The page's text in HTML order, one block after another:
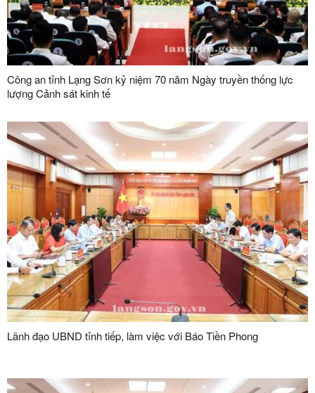
Công an tỉnh Lạng Sơn kỷ niệm 70 năm Ngày truyền thống lực
lượng Cảnh sát kinh tế
Lãnh đạo UBND tỉnh tiếp, làm việc với Báo Tiền Phong